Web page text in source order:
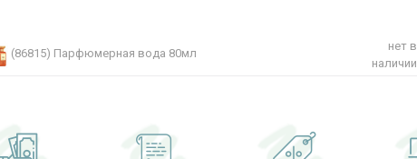
(86815) Парфюмерная вода 80мл
нет в
наличии